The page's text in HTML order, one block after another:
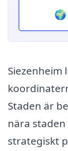
Siezenheim
Staden är
nära
strategiskt